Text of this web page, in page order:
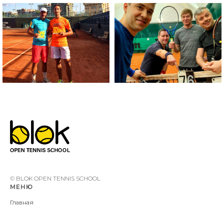
© BLOK OPEN TENNIS SCHOOL
МЕНЮ
Главная